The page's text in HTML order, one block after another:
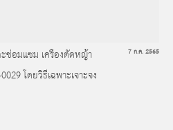
ะซ่อมแซม เครืองตัดหญ้า
โดยวิธีเฉพาะเจาะจง
7 ก.ค. 2565